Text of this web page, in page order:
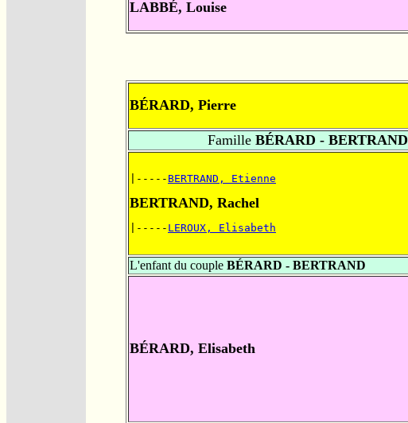
LABBÉ, Louise
BÉRARD, Pierre
Famille BÉRARD - BERTRAND
|----- BERTRAND, Etienne
BERTRAND, Rachel
|----- LEROUX, Elisabeth
L'enfant du couple BÉRARD - BERTRAND
BÉRARD, Elisabeth